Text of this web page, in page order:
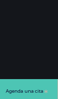
Agenda una cita